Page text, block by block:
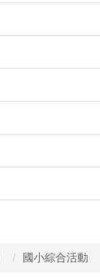
國小綜合活動